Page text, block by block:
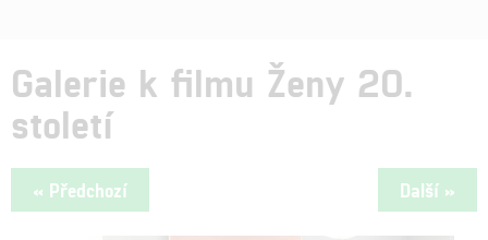
Galerie k filmu Ženy 20.
století
« Předchozí Další »